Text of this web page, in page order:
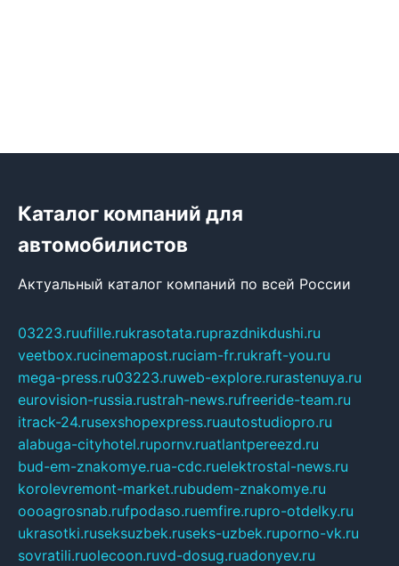
Каталог компаний для
автомобилистов
Актуальный каталог компаний по всей России
03223.ruufille.rukrasotata.ruprazdnikdushi.ru
veetbox.rucinemapost.ruciam-fr.rukraft-you.ru
mega-press.ru03223.ruweb-explore.rurastenuya.ru
eurovision-russia.rustrah-news.rufreeride-team.ru
itrack-24.rusexshopexpress.ruautostudiopro.ru
alabuga-cityhotel.rupornv.ruatlantpereezd.ru
bud-em-znakomye.rua-cdc.ruelektrostal-news.ru
korolevremont-market.rubudem-znakomye.ru
oooagrosnab.rufpodaso.ruemfire.rupro-otdelky.ru
ukrasotki.ruseksuzbek.ruseks-uzbek.ruporno-vk.ru
sovratili.ruolecoon.ruvd-dosug.ruadonyev.ru